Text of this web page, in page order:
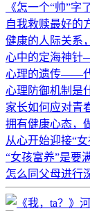
《怎一个“帅”
自我救赎最好的
健康的人际关系
心中的定海神
心理的遗传——
心理防御机制是
家长如何应对青
拥有健康心态，
从心开始迎接“女
“女孩富养”是要
怎么同父母进行